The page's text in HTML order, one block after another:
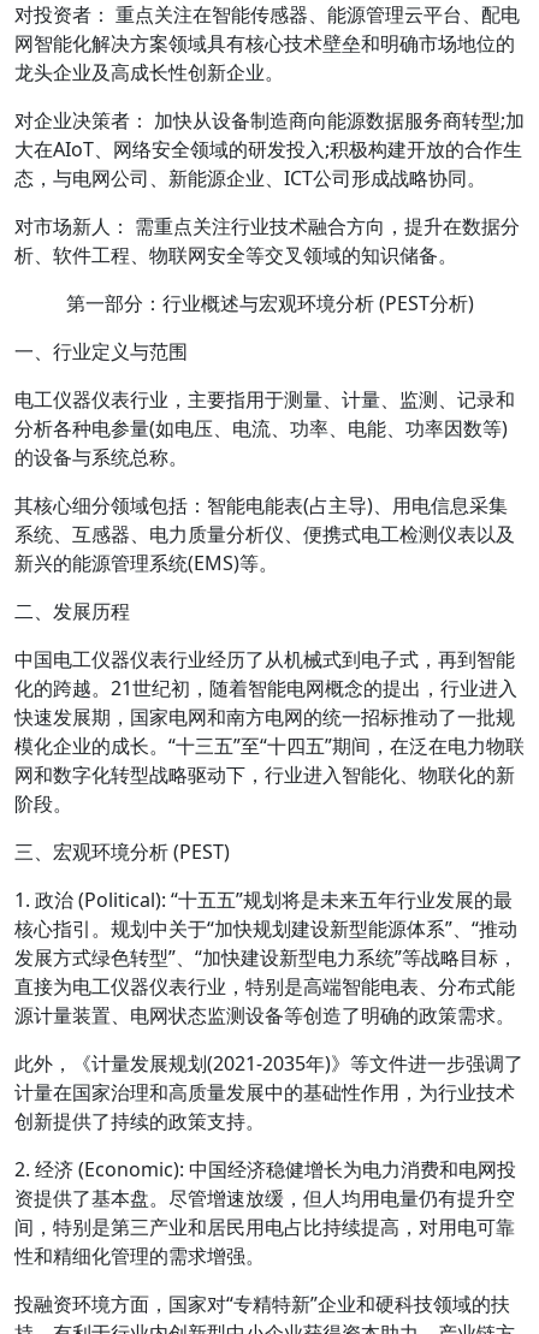
对投资者： 重点关注在智能传感器、能源管理云平台、配电
网智能化解决方案领域具有核心技术壁垒和明确市场地位的
龙头企业及高成长性创新企业。
对企业决策者： 加快从设备制造商向能源数据服务商转型;加
大在AIoT、网络安全领域的研发投入;积极构建开放的合作生
态，与电网公司、新能源企业、ICT公司形成战略协同。
对市场新人： 需重点关注行业技术融合方向，提升在数据分
析、软件工程、物联网安全等交叉领域的知识储备。
第一部分：行业概述与宏观环境分析 (PEST分析)
一、行业定义与范围
电工仪器仪表行业，主要指用于测量、计量、监测、记录和
分析各种电参量(如电压、电流、功率、电能、功率因数等)
的设备与系统总称。
其核心细分领域包括：智能电能表(占主导)、用电信息采集
系统、互感器、电力质量分析仪、便携式电工检测仪表以及
新兴的能源管理系统(EMS)等。
二、发展历程
中国电工仪器仪表行业经历了从机械式到电子式，再到智能
化的跨越。21世纪初，随着智能电网概念的提出，行业进入
快速发展期，国家电网和南方电网的统一招标推动了一批规
模化企业的成长。“十三五”至“十四五”期间，在泛在电力物联
网和数字化转型战略驱动下，行业进入智能化、物联化的新
阶段。
三、宏观环境分析 (PEST)
1. 政治 (Political): “十五五”规划将是未来五年行业发展的最
核心指引。规划中关于“加快规划建设新型能源体系”、“推动
发展方式绿色转型”、“加快建设新型电力系统”等战略目标，
直接为电工仪器仪表行业，特别是高端智能电表、分布式能
源计量装置、电网状态监测设备等创造了明确的政策需求。
此外，《计量发展规划(2021-2035年)》等文件进一步强调了
计量在国家治理和高质量发展中的基础性作用，为行业技术
创新提供了持续的政策支持。
2. 经济 (Economic): 中国经济稳健增长为电力消费和电网投
资提供了基本盘。尽管增速放缓，但人均用电量仍有提升空
间，特别是第三产业和居民用电占比持续提高，对用电可靠
性和精细化管理的需求增强。
投融资环境方面，国家对“专精特新”企业和硬科技领域的扶